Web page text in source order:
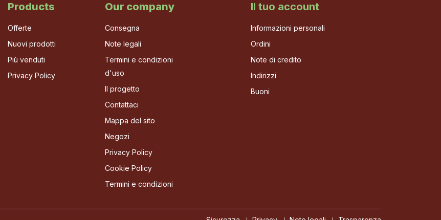
Products
Offerte
Nuovi prodotti
Più venduti
Privacy Policy
Our company
Consegna
Note legali
Termini e condizioni
d'uso
Il progetto
Contattaci
Mappa del sito
Negozi
Privacy Policy
Cookie Policy
Termini e condizioni
Il tuo account
Informazioni personali
Ordini
Note di credito
Indirizzi
Buoni